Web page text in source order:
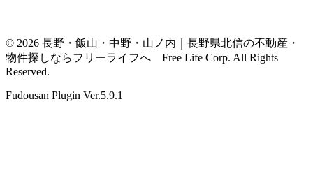
© 2026 長野・飯山・中野・山ノ内｜長野県北信の不動産・
物件探しならフリーライフへ Free Life Corp. All Rights
Reserved.
Fudousan Plugin Ver.5.9.1